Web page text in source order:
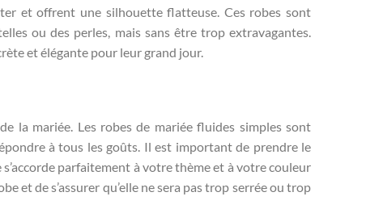
et offrent une silhouette flatteuse. Ces robes sont
ou des perles, mais sans être trop extravagantes.
et élégante pour leur grand jour.
la mariée. Les robes de mariée fluides simples sont
à tous les goûts. Il est important de prendre le
parfaitement à votre thème et à votre couleur
et de s’assurer qu’elle ne sera pas trop serrée ou trop